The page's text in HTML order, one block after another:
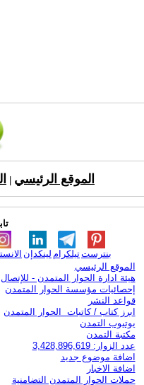
الموقع الرئيسي
لينكدإن تيلكرامبنترست
الموقع الرئيسي
هيئة ادارة الحوار المتمدن - للإتصال
إحصائيات مؤسسة الحوار المتمدن
قواعد النشر
ابرز كتاب / كاتبات الحوار المتمدن
يوتيوب التمدن
مكتبة التمدن
عدد الزوار: 3,428,896,619
اضافة موضوع جديد
اضافة الاخبار
حملات الحوار المتمدن التضامنية